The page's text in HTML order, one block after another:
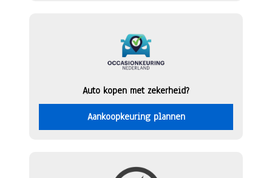
Auto kopen met zekerheid?
Aankoopkeuring plannen